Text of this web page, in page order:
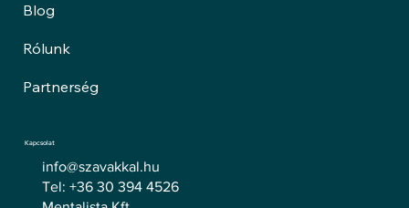
Blog
Rólunk
Partnerség
Kapcsolat
info@szavakkal.hu
Tel: +36 30 394 4526